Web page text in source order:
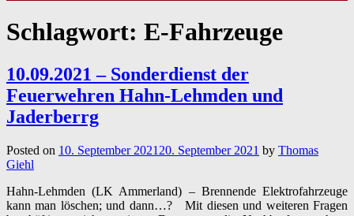
Schlagwort: E-Fahrzeuge
10.09.2021 – Sonderdienst der
Feuerwehren Hahn-Lehmden und
Jaderberrg
Posted on 10. September 2021 20. September 2021 by Thomas
Giehl
Hahn-Lehmden (LK Ammerland) – Brennende Elektrofahrzeuge
kann man löschen; und dann…? Mit diesen und weiteren Fragen